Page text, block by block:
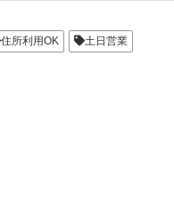
住所利用OK
土日営業